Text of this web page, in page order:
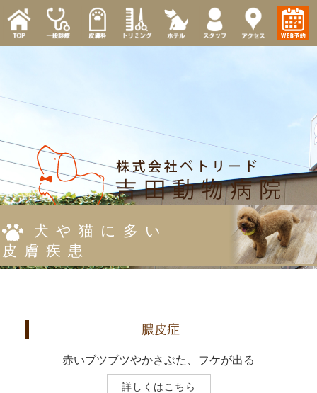
犬や猫に多い
皮膚疾患
膿皮症
赤いブツブツやかさぶた、フケが出る
詳しくはこちら